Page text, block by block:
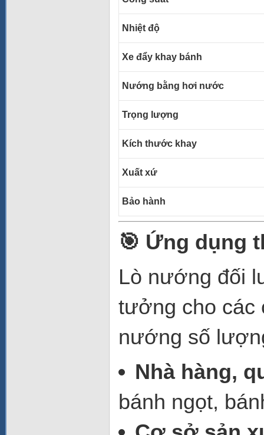
Nhiệt độ
Xe đẩy khay bánh
Nướng bằng hơi nước
Trọng lượng
Kích thước khay
Xuất xứ
Bảo hành
🎯 Ứng dụng
Lò nướng đối
tưởng cho các
nướng số
Nhà hàng,
bánh ngọt,